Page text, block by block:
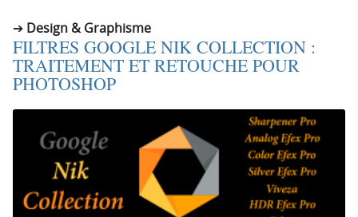
Design & Graphisme
FILTRES GOOGLE NIK COLLECTION :
TRAITEMENT ET RETOUCHE POUR
PHOTOSHOP